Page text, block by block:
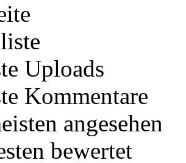
Uploads
Kommentare
angesehen
bewertet